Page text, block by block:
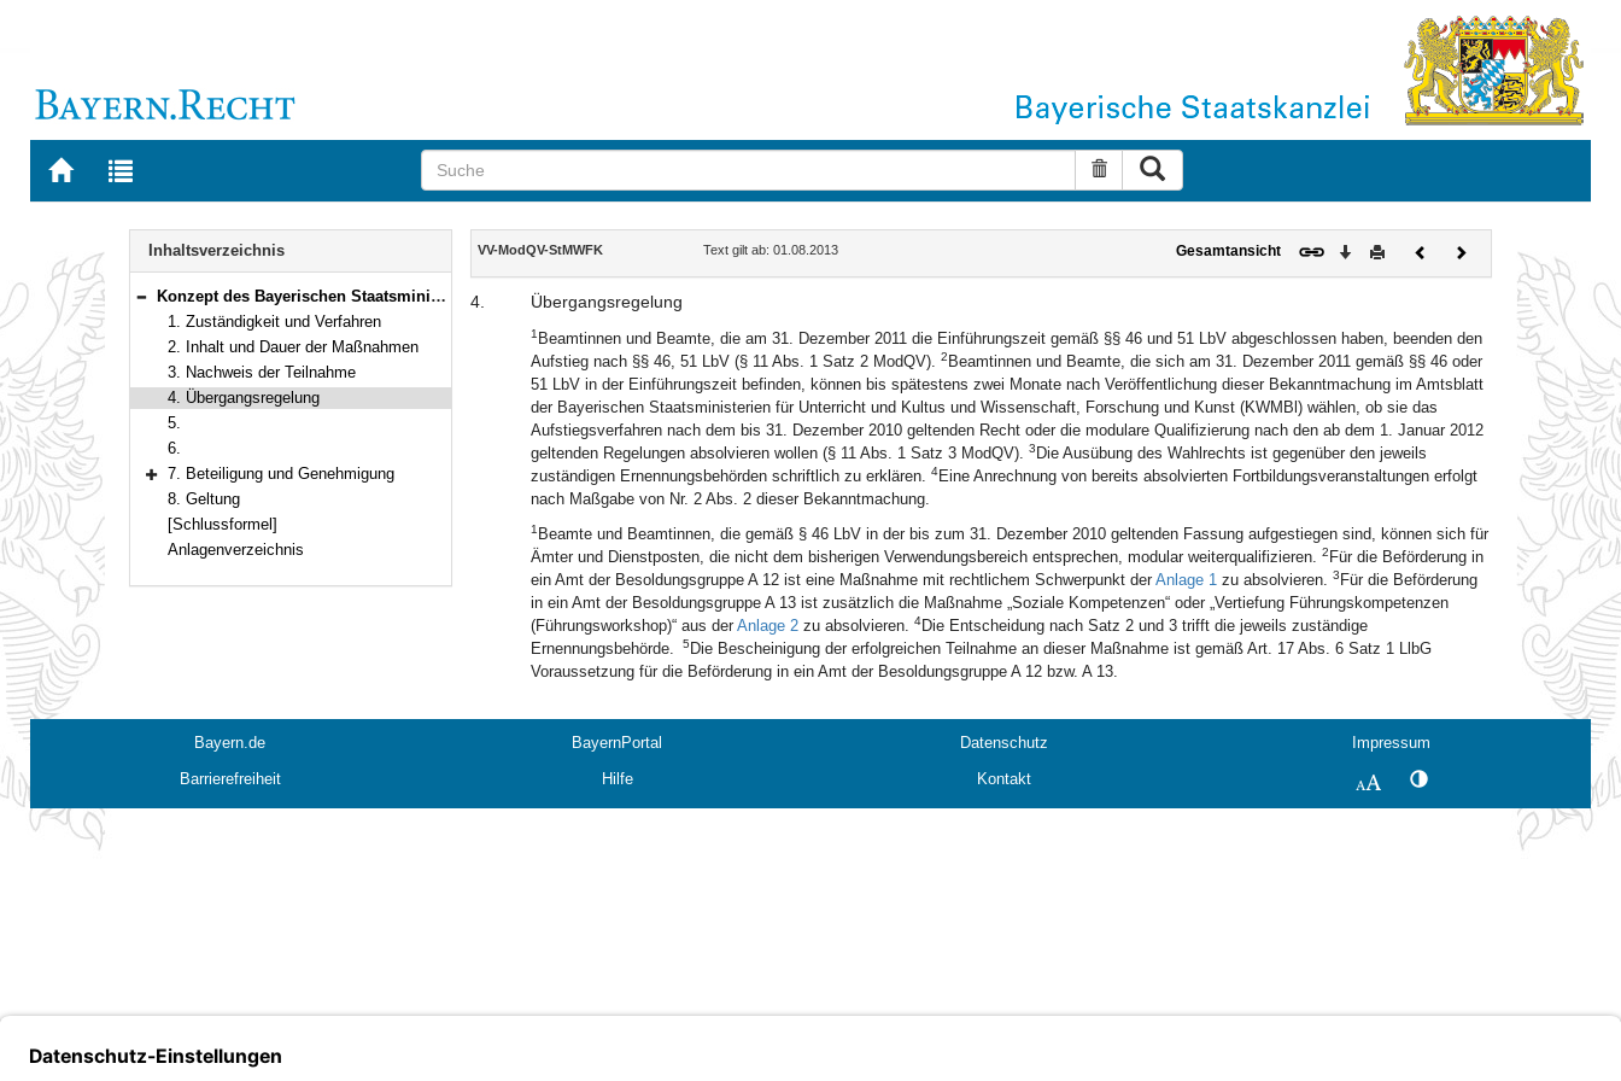
Zur
BAYERN.RECHT
Zur
letzten
Suche zurücksetzen
Navigation
Inhaltsverzeichnis
Bereich reduzieren
Konzept des Bayerischen Staatsministeriums für Wissenschaft, Forschung und Kunst zur Durchführung der modularen Qualifizierung
1. Zuständigkeit und Verfahren
2. Inhalt und Dauer der Maßnahmen
3. Nachweis der Teilnahme
4. Übergangsregelung
5.
6.
Bereich erweitern
7. Beteiligung und Genehmigung
8. Geltung
[Schlussformel]
Anlagenverzeichnis
Inhalt
VV-ModQV-StMWFK Text gilt ab: 01.08.2013 Gesamtansicht Download
DruckenVorherigesNächstes
Dokument
4. Übergangsregelung
1 Beamtinnen und Beamte, die am 31. Dezember 2011 die Einführungszeit gemäß §§ 46 und 51 LbV abgeschlossen haben, beenden den
Aufstieg nach §§ 46, 51 LbV (§ 11 Abs. 1 Satz 2 ModQV). 2 Beamtinnen und Beamte, die sich am 31. Dezember 2011 gemäß §§ 46 oder
51 LbV in der Einführungszeit befinden, können bis spätestens zwei Monate nach Veröffentlichung dieser Bekanntmachung im Amtsblatt
der Bayerischen Staatsministerien für Unterricht und Kultus und Wissenschaft, Forschung und Kunst (KWMBl) wählen, ob sie das
Aufstiegsverfahren nach dem bis 31. Dezember 2010 geltenden Recht oder die modulare Qualifizierung nach den ab dem 1. Januar 2012
geltenden Regelungen absolvieren wollen (§ 11 Abs. 1 Satz 3 ModQV). 3 Die Ausübung des Wahlrechts ist gegenüber den jeweils
zuständigen Ernennungsbehörden schriftlich zu erklären. 4Eine Anrechnung von bereits absolvierten Fortbildungsveranstaltungen erfolgt
nach Maßgabe von Nr. 2 Abs. 2 dieser Bekanntmachung.
1 Beamte und Beamtinnen, die gemäß § 46 LbV in der bis zum 31. Dezember 2010 geltenden Fassung aufgestiegen sind, können sich für
Ämter und Dienstposten, die nicht dem bisherigen Verwendungsbereich entsprechen, modular weiterqualifizieren. 2 Für die Beförderung in
ein Amt der Besoldungsgruppe A 12 ist eine Maßnahme mit rechtlichem Schwerpunkt der Anlage 1zu absolvieren. 3 Für die Beförderung
in ein Amt der Besoldungsgruppe A 13 ist zusätzlich die Maßnahme „Soziale Kompetenzen“ oder „Vertiefung Führungskompetenzen
(Führungsworkshop)“ aus der Anlage 2zu absolvieren. 4Die Entscheidung nach Satz 2 und 3 trifft die jeweils zuständige
Ernennungsbehörde.
5 Die Bescheinigung der erfolgreichen Teilnahme an dieser Maßnahme ist gemäß Art. 17 Abs. 6 Satz 1 LlbG
Voraussetzung für die Beförderung in ein Amt der Besoldungsgruppe A 12 bzw. A 13.
Bayern.de BayernPortal Datenschutz
Impressum
Barrierefreiheit
Hilfe Kontakt SchriftgrößeKontrastwechsel